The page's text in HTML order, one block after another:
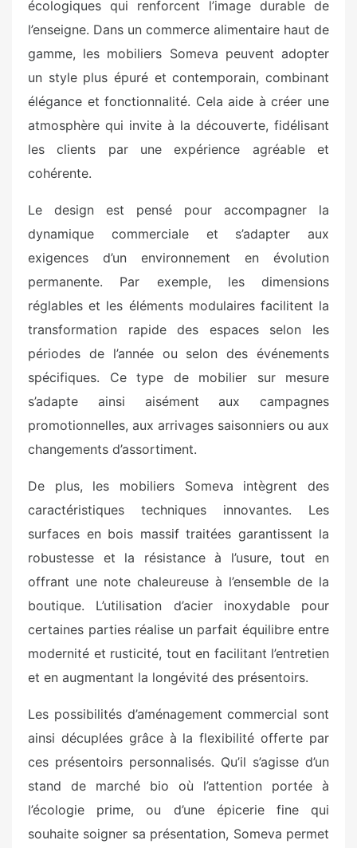
écologiques qui renforcent l’image durable de
l’enseigne. Dans un commerce alimentaire haut de
gamme, les mobiliers Someva peuvent adopter
un style plus épuré et contemporain, combinant
élégance et fonctionnalité. Cela aide à créer une
atmosphère qui invite à la découverte, fidélisant
les clients par une expérience agréable et
cohérente.
Le design est pensé pour accompagner la
dynamique commerciale et s’adapter aux
exigences d’un environnement en évolution
permanente. Par exemple, les dimensions
réglables et les éléments modulaires facilitent la
transformation rapide des espaces selon les
périodes de l’année ou selon des événements
spécifiques. Ce type de mobilier sur mesure
s’adapte ainsi aisément aux campagnes
promotionnelles, aux arrivages saisonniers ou aux
changements d’assortiment.
De plus, les mobiliers Someva intègrent des
caractéristiques techniques innovantes. Les
surfaces en bois massif traitées garantissent la
robustesse et la résistance à l’usure, tout en
offrant une note chaleureuse à l’ensemble de la
boutique. L’utilisation d’acier inoxydable pour
certaines parties réalise un parfait équilibre entre
modernité et rusticité, tout en facilitant l’entretien
et en augmentant la longévité des présentoirs.
Les possibilités d’aménagement commercial sont
ainsi décuplées grâce à la flexibilité offerte par
ces présentoirs personnalisés. Qu’il s’agisse d’un
stand de marché bio où l’attention portée à
l’écologie prime, ou d’une épicerie fine qui
souhaite soigner sa présentation, Someva permet